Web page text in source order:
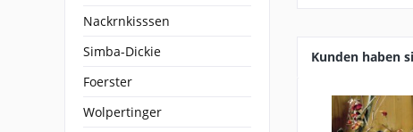
Nackrnkisssen
Simba-Dickie
Foerster
Wolpertinger
Kunden haben